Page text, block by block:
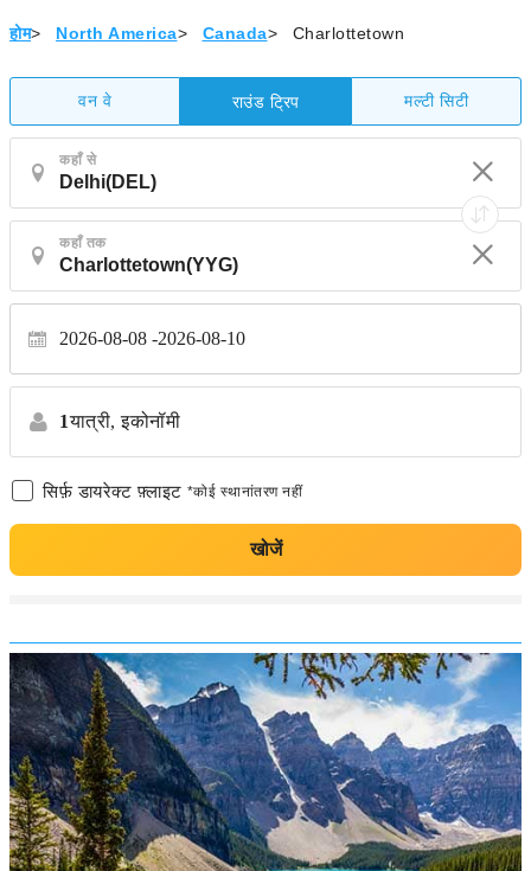
होम> North America> Canada> Charlottetown
वन वे राउंड ट्रिप मल्टी सिटी
कहाँ से
कहाँ तक
2026-08-08 2026-08-10
1यात्री, इकोनॉमी
सिर्फ़ डायरेक्ट फ़्लाइट *कोई स्थानांतरण नहीं
खोजें